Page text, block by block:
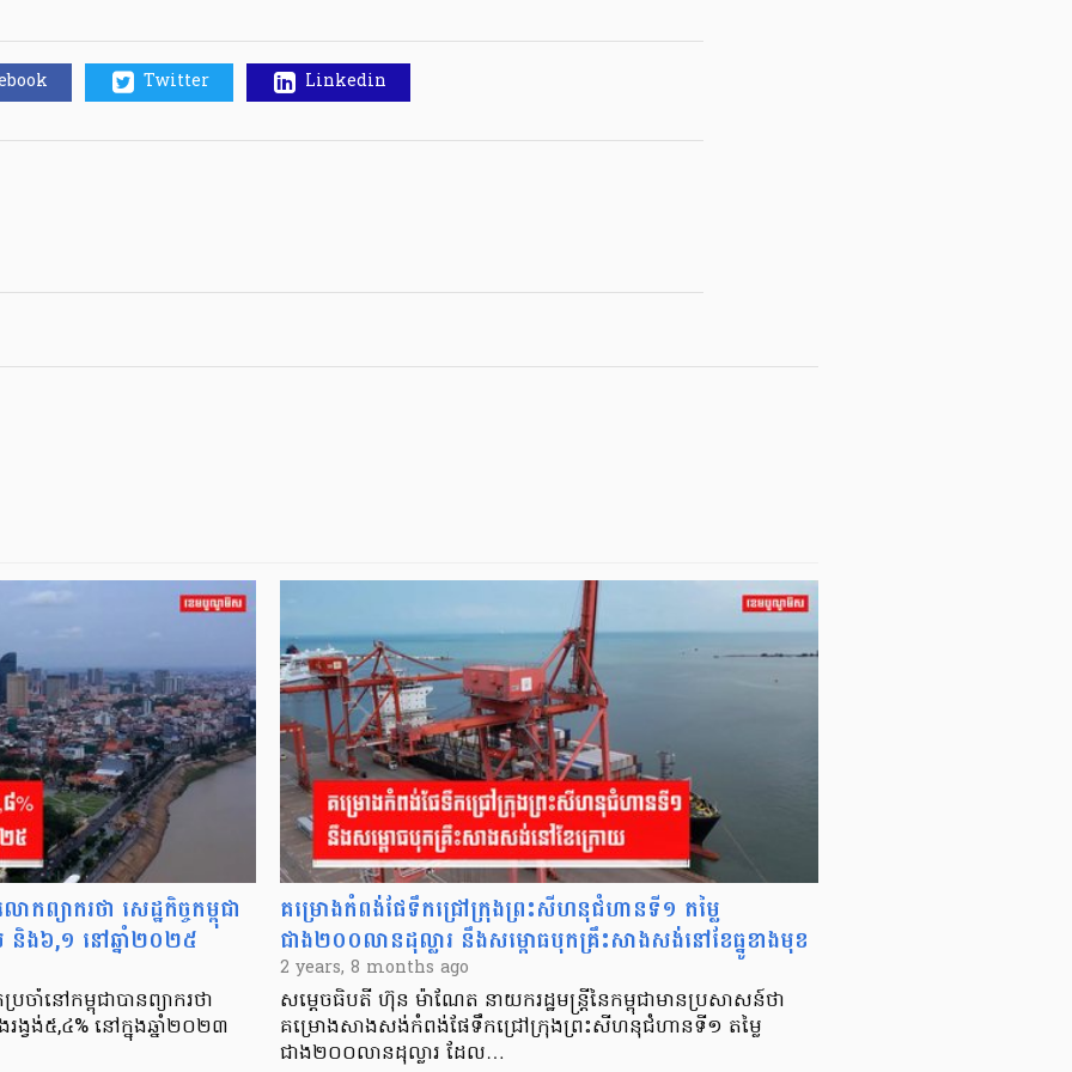
Twitter Linkedin
ព្យាករថា សេដ្ឋកិច្ចកម្ពុជា
និង៦,១ នៅឆ្នាំ២០២៥
ចាំនៅកម្ពុជាបានព្យាករថា
ង្វង់៥,៤% នៅក្នុងឆ្នាំ២០២៣
គម្រោងកំពង់ផែទឹកជ្រៅក្រុងព្រះសីហនុជំហានទី១ តម្លៃ
ជាង២០០លានដុល្លារ នឹងសម្ពោធបុកគ្រឹះសាងសង់នៅខែធ្នូខាងមុខ
2 years, 8 months ago
សម្តេចធិបតី ហ៊ុន ម៉ាណែត នាយករដ្ឋមន្ត្រីនៃកម្ពុជាមានប្រសាសន៍ថា
គម្រោងសាងសង់កំពង់ផែទឹកជ្រៅក្រុងព្រះសីហនុជំហានទី១ តម្លៃ
ជាង២០០លានដុល្លារ ដែល…